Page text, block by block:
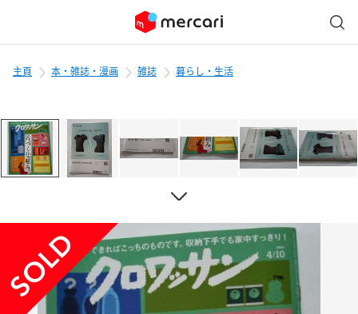
主頁 本・雑誌・漫画 雑誌 暮らし・生活